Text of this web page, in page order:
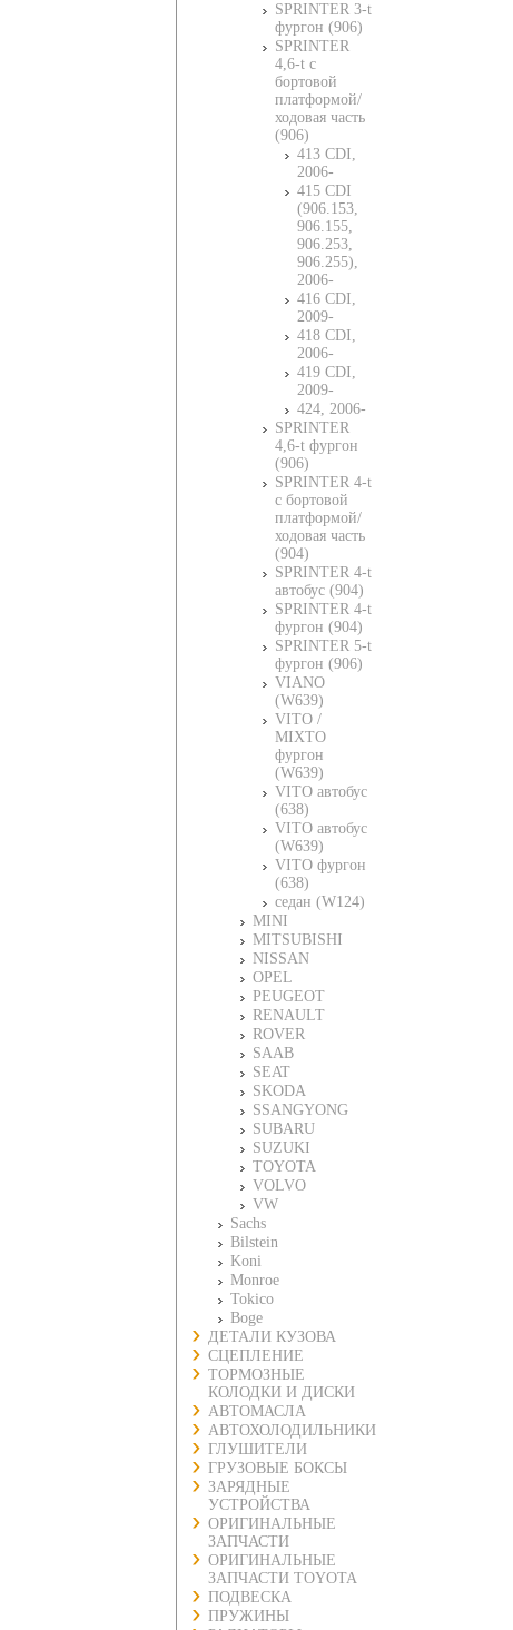
SPRINTER 3-t
фургон (906)
SPRINTER
4,6-t c
бортовой
платформой/
ходовая часть
(906)
413 CDI,
2006-
415 CDI
(906.153,
906.155,
906.253,
906.255),
2006-
416 CDI,
2009-
418 CDI,
2006-
419 CDI,
2009-
424, 2006-
SPRINTER
4,6-t фургон
(906)
SPRINTER 4-t
c бортовой
платформой/
ходовая часть
(904)
SPRINTER 4-t
автобус (904)
SPRINTER 4-t
фургон (904)
SPRINTER 5-t
фургон (906)
VIANO
(W639)
VITO /
MIXTO
фургон
(W639)
VITO автобус
(638)
VITO автобус
(W639)
VITO фургон
(638)
седан (W124)
MINI
MITSUBISHI
NISSAN
OPEL
PEUGEOT
RENAULT
ROVER
SAAB
SEAT
SKODA
SSANGYONG
SUBARU
SUZUKI
TOYOTA
VOLVO
VW
Sachs
Bilstein
Koni
Monroe
Tokico
Boge
ДЕТАЛИ КУЗОВА
СЦЕПЛЕНИЕ
ТОРМОЗНЫЕ
КОЛОДКИ И ДИСКИ
АВТОМАСЛА
АВТОХОЛОДИЛЬНИКИ
ГЛУШИТЕЛИ
ГРУЗОВЫЕ БОКСЫ
ЗАРЯДНЫЕ
УСТРОЙСТВА
ОРИГИНАЛЬНЫЕ
ЗАПЧАСТИ
ОРИГИНАЛЬНЫЕ
ЗАПЧАСТИ TOYOTA
ПОДВЕСКА
ПРУЖИНЫ